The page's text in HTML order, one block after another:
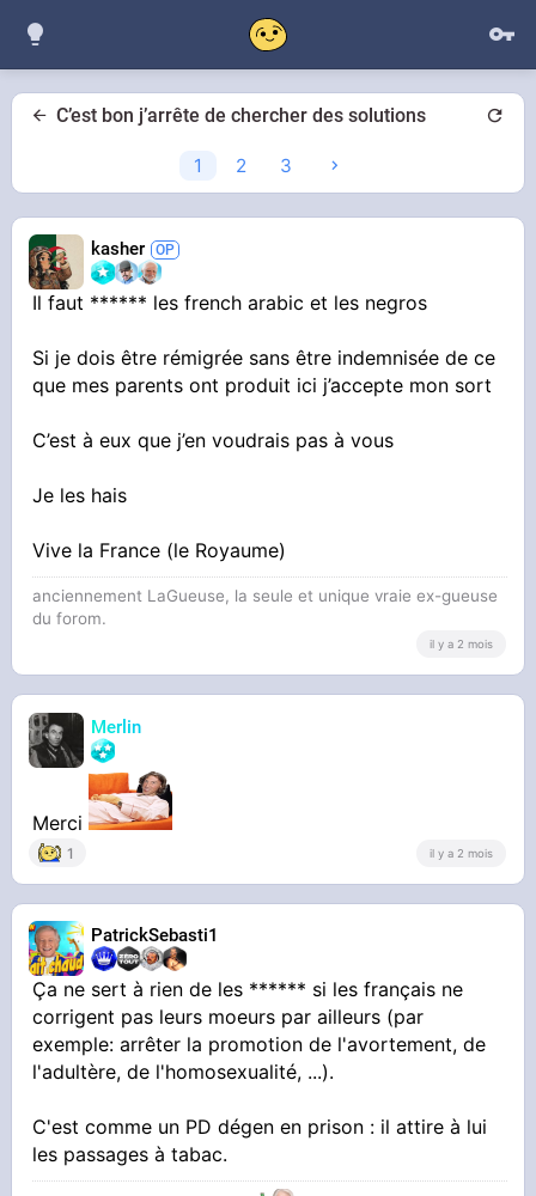
C’est bon j’arrête de chercher des solutions
1 2 3
kasher
Il faut ****** les french arabic et les negros
Si je dois être rémigrée sans être indemnisée de ce
que mes parents ont produit ici j’accepte mon sort
C’est à eux que j’en voudrais pas à vous
Je les hais
Vive la France (le Royaume)
anciennement LaGueuse, la seule et unique vraie ex-gueuse
du forom.
il y a 2 mois
Merlin
Merci
1 il y a 2 mois
PatrickSebasti1
Ça ne sert à rien de les ****** si les français ne
corrigent pas leurs moeurs par ailleurs (par
exemple: arrêter la promotion de l'avortement, de
l'adultère, de l'homosexualité, ...).
C'est comme un PD dégen en prison : il attire à lui
les passages à tabac.